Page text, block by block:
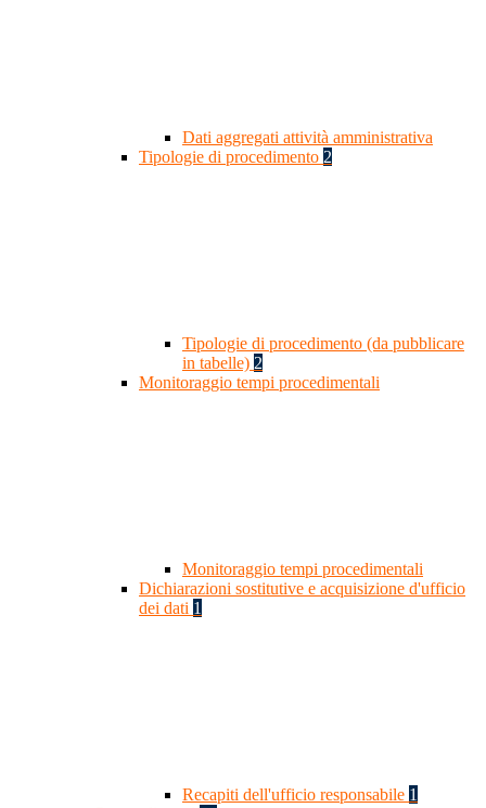
Dati aggregati attività amministrativa
Tipologie di procedimento 2
Tipologie di procedimento (da pubblicare
in tabelle) 2
Monitoraggio tempi procedimentali
Monitoraggio tempi procedimentali
Dichiarazioni sostitutive e acquisizione d'ufficio
dei dati 1
Recapiti dell'ufficio responsabile 1